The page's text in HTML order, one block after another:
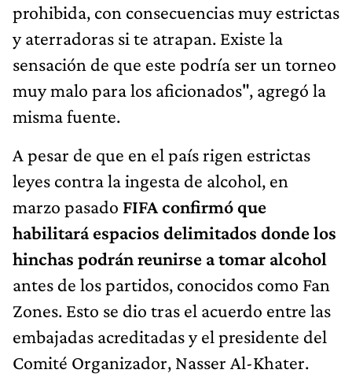
prohibida, con consecuencias muy estrictas
y aterradoras si te atrapan. Existe la
sensación de que este podría ser un torneo
muy malo para los aficionados", agregó la
misma fuente.
A pesar de que en el país rigen estrictas
leyes contra la ingesta de alcohol, en
marzo pasado FIFA confirmó que
habilitará espacios delimitados donde los
hinchas podrán reunirse a tomar alcohol
antes de los partidos, conocidos como Fan
Zones. Esto se dio tras el acuerdo entre las
embajadas acreditadas y el presidente del
Comité Organizador, Nasser Al-Khater.